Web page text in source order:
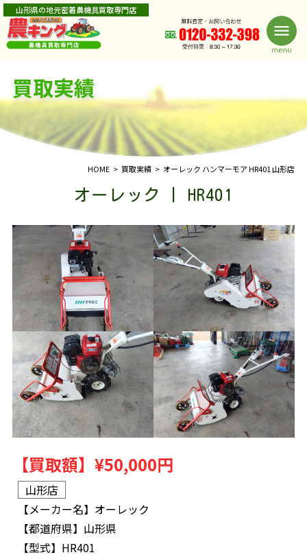
山形県の地元密着農機具買取専門店
買取実績
HOME 買取実績 オーレック ハンマーモア HR401 山形店
オーレック | HR401
【買取額】 ¥50,000円
山形店
【メーカー名】 オーレック
【都道府県】 山形県
【型式】 HR401